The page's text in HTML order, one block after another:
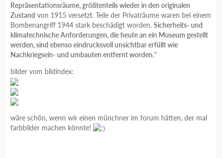
Repräsentationsräume, größtenteils wieder in den originalen
Zustand von 1915 versetzt. Teile der Privaträume waren bei einem
Bombenangriff 1944 stark beschädigt worden. Sicherheits- und
klimatechnische Anforderungen, die heute an ein Museum gestellt
werden, sind ebenso eindrucksvoll unsichtbar erfüllt wie
Nachkriegsein- und umbauten entfernt worden."
bilder vom bildindex:
wäre schön, wenn wir einen münchner im forum hätten, der mal
farbbilder machen könnte!